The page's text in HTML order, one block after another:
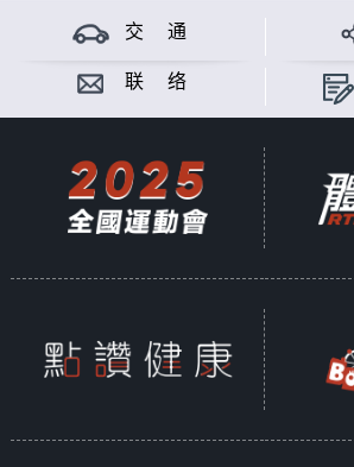
交 通
联 络